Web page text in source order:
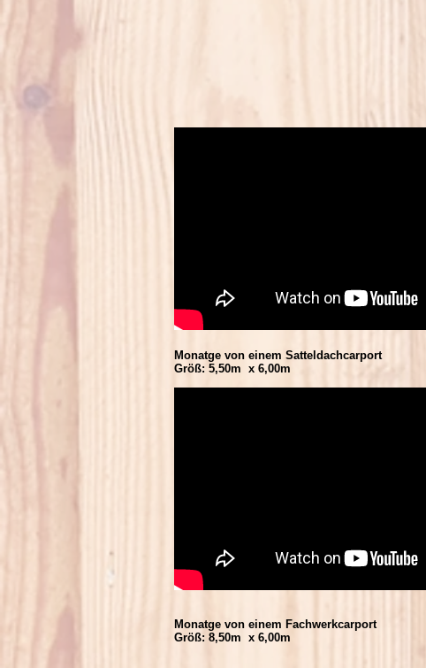
Monatge von einem Satteldachcarport
Größ: 5,50m x 6,00m
Monatge von einem Fachwerkcarport
Größ: 8,50m x 6,00m